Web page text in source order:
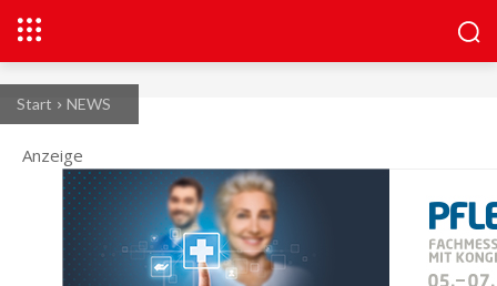
Start NEWS
Anzeige